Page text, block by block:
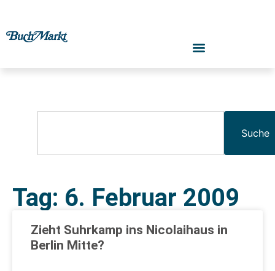
Suche
Tag: 6. Februar 2009
Zieht Suhrkamp ins Nicolaihaus in
Berlin Mitte?